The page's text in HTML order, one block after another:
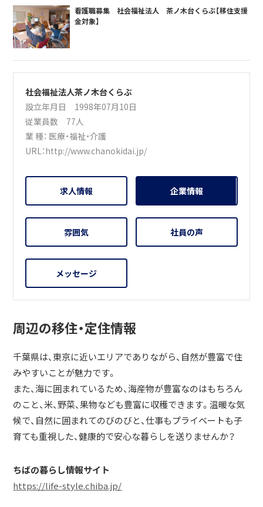
看護職募集 社会福祉法人 茶ノ木台くらぶ【移住支援
金対象】
社会福祉法人茶ノ木台くらぶ
設立年月日 1998年07月10日
従業員数 77人
業 種： 医療・福祉・介護
URL：http://www.chanokidai.jp/
求人情報 企業情報
雰囲気 社員の声
メッセージ
周辺の移住・定住情報
千葉県は、東京に近いエリアでありながら、自然が豊富で住
みやすいことが魅力です。
また、海に囲まれているため、海産物が豊富なのはもちろん
のこと、米、野菜、果物なども豊富に収穫できます。温暖な気
候で、自然に囲まれてのびのびと、仕事もプライベートも子
育ても重視した、健康的で安心な暮らしを送りませんか？
ちばの暮らし情報サイト
https://life-style.chiba.jp/